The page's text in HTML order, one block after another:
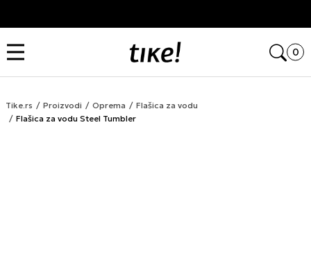
0
Tike.rs Proizvodi Oprema
Flašica za vodu
Flašica za vodu Steel Tumbler